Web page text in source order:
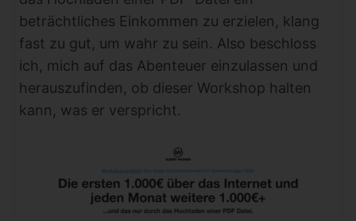
beträchtliches Einkommen zu erzielen, klang
fast zu gut, um wahr zu sein. Also beschloss
ich, mich auf das Abenteuer einzulassen und
herauszufinden, ob dieser Workshop halten
kann, was er verspricht.